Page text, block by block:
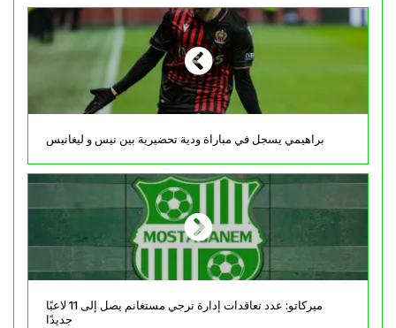
براهيمي يسجل في مباراة ودية تحضيرية بين نيس و ليغانيس
ميركاتو: عدد تعاقدات إدارة ترجي مستغانم يصل إلى 11 لاعبًا
جديدًا